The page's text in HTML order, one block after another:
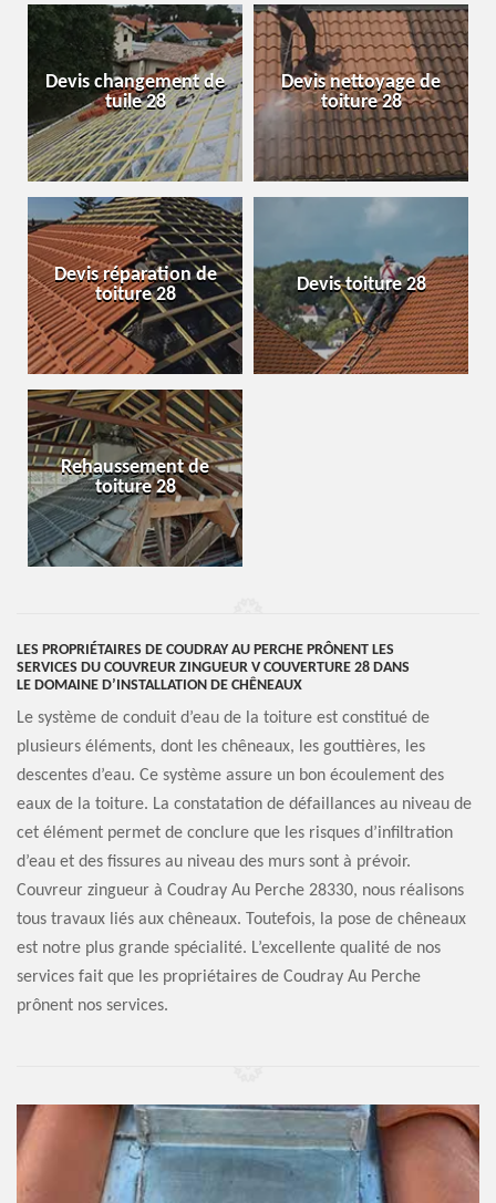
Devis changement de
tuile 28
Devis nettoyage de
toiture 28
Devis réparation de
toiture 28
Devis toiture 28
Rehaussement de
toiture 28
LES PROPRIÉTAIRES DE COUDRAY AU PERCHE PRÔNENT LES
SERVICES DU COUVREUR ZINGUEUR V COUVERTURE 28 DANS
LE DOMAINE D’INSTALLATION DE CHÊNEAUX
Le système de conduit d’eau de la toiture est constitué de
plusieurs éléments, dont les chêneaux, les gouttières, les
descentes d’eau. Ce système assure un bon écoulement des
eaux de la toiture. La constatation de défaillances au niveau de
cet élément permet de conclure que les risques d’infiltration
d’eau et des fissures au niveau des murs sont à prévoir.
Couvreur zingueur à Coudray Au Perche 28330, nous réalisons
tous travaux liés aux chêneaux. Toutefois, la pose de chêneaux
est notre plus grande spécialité. L’excellente qualité de nos
services fait que les propriétaires de Coudray Au Perche
prônent nos services.